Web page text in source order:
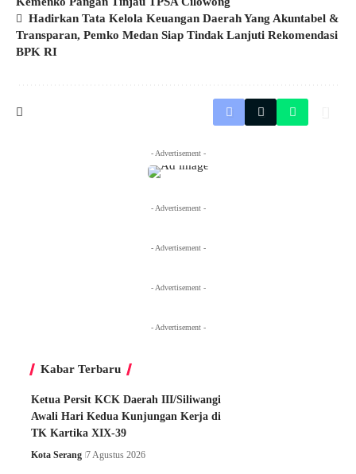
Hadirkan Tata Kelola Keuangan Daerah Yang Akuntabel &
Transparan, Pemko Medan Siap Tindak Lanjuti Rekomendasi
BPK RI
- Advertisement -
- Advertisement -
- Advertisement -
- Advertisement -
- Advertisement -
Kabar Terbaru
Ketua Persit KCK Daerah III/Siliwangi
Awali Hari Kedua Kunjungan Kerja di
TK Kartika XIX-39
Kota Serang 7 Agustus 2026